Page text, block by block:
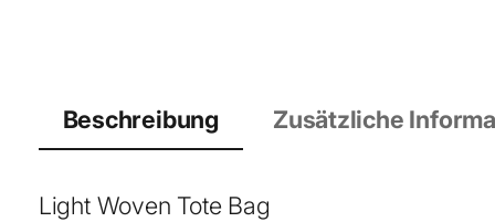
Beschreibung Zusätzliche
Light Woven Tote Bag